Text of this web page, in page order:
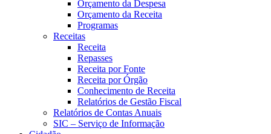
Orçamento da Despesa
Orçamento da Receita
Programas
Receitas
Receita
Repasses
Receita por Fonte
Receita por Órgão
Conhecimento de Receita
Relatórios de Gestão Fiscal
Relatórios de Contas Anuais
SIC – Serviço de Informação